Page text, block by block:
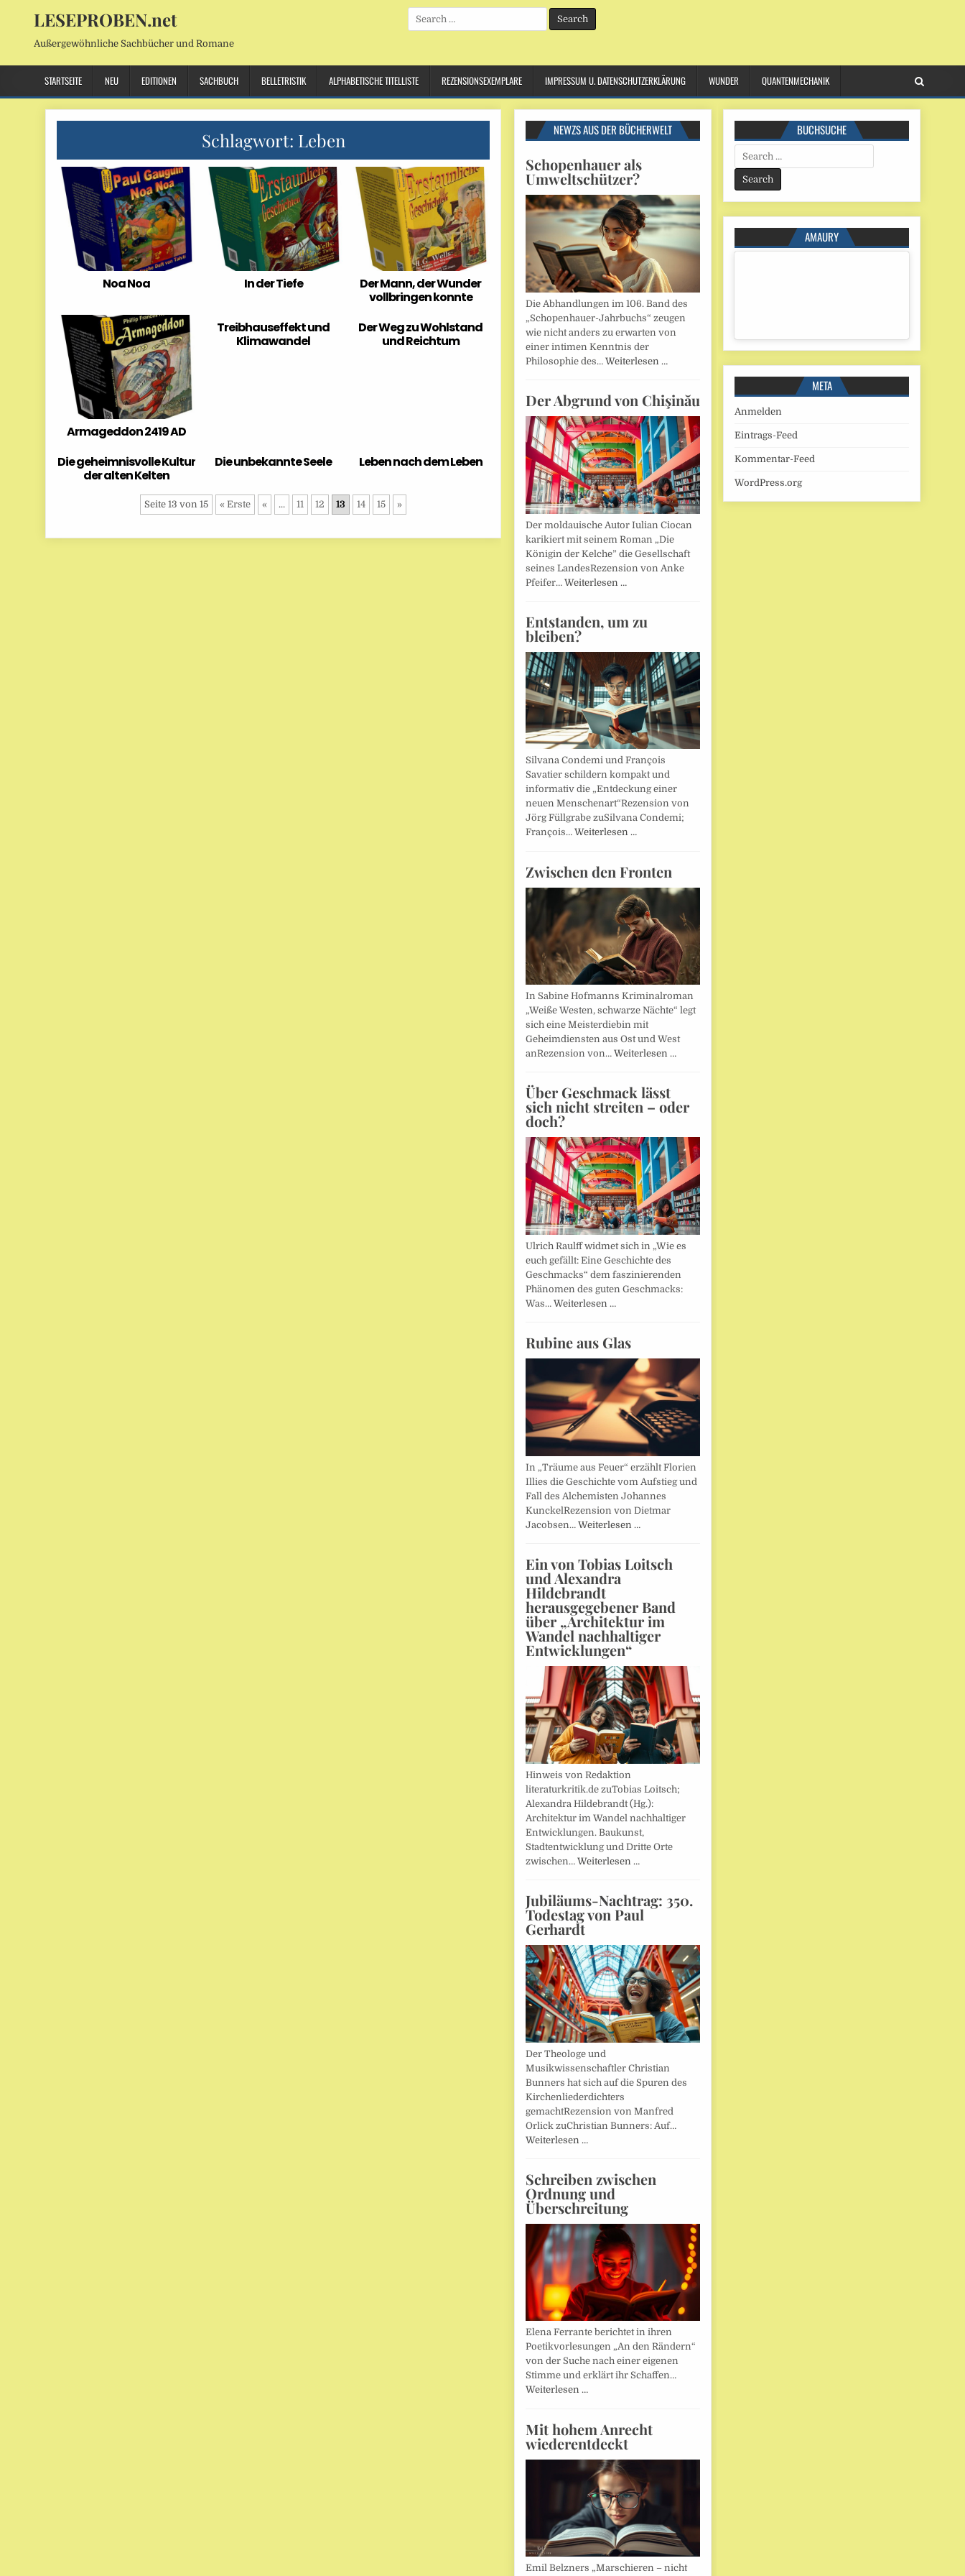
LESEPROBEN.net
Außergewöhnliche Sachbücher und Romane
Search
for:
STARTSEITE NEU EDITIONEN SACHBUCH BELLETRISTIK ALPHABETISCHE TITELLISTE REZENSIONSEXEMPLARE IMPRESSUM U. DATENSCHUTZERKLÄRUNG WUNDER QUANTENMECHANIK
Schlagwort: Leben
Noa Noa In der Tiefe
Der Mann, der Wunder
vollbringen konnte
Armageddon 2419 AD
Treibhauseffekt und
Klimawandel
Der Weg zu Wohlstand
und Reichtum
Die geheimnisvolle Kultur
der alten Kelten
Die unbekannte Seele Leben nach dem Leben
Seite 13 von 15 « Erste « ... 11 12 13 14 15 »
NEWZS AUS DER BÜCHERWELT
Schopenhauer als
Umweltschützer?
Die Abhandlungen im 106. Band des
„Schopenhauer-Jahrbuchs“ zeugen
wie nicht anders zu erwarten von
einer intimen Kenntnis der
Philosophie des… Weiterlesen …
Der Abgrund von Chişinău
Der moldauische Autor Iulian Ciocan
karikiert mit seinem Roman „Die
Königin der Kelche” die Gesellschaft
seines LandesRezension von Anke
Pfeifer… Weiterlesen …
Entstanden, um zu
bleiben?
Silvana Condemi und François
Savatier schildern kompakt und
informativ die „Entdeckung einer
neuen Menschenart“Rezension von
Jörg Füllgrabe zuSilvana Condemi;
François… Weiterlesen …
Zwischen den Fronten
In Sabine Hofmanns Kriminalroman
„Weiße Westen, schwarze Nächte“ legt
sich eine Meisterdiebin mit
Geheimdiensten aus Ost und West
anRezension von… Weiterlesen …
Über Geschmack lässt
sich nicht streiten – oder
doch?
Ulrich Raulff widmet sich in „Wie es
euch gefällt: Eine Geschichte des
Geschmacks“ dem faszinierenden
Phänomen des guten Geschmacks:
Was… Weiterlesen …
Rubine aus Glas
In „Träume aus Feuer“ erzählt Florien
Illies die Geschichte vom Aufstieg und
Fall des Alchemisten Johannes
KunckelRezension von Dietmar
Jacobsen… Weiterlesen …
Ein von Tobias Loitsch
und Alexandra
Hildebrandt
herausgegebener Band
über „Architektur im
Wandel nachhaltiger
Entwicklungen“
Hinweis von Redaktion
literaturkritik.de zuTobias Loitsch;
Alexandra Hildebrandt (Hg.):
Architektur im Wandel nachhaltiger
Entwicklungen. Baukunst,
Stadtentwicklung und Dritte Orte
zwischen… Weiterlesen …
Jubiläums-Nachtrag: 350.
Todestag von Paul
Gerhardt
Der Theologe und
Musikwissenschaftler Christian
Bunners hat sich auf die Spuren des
Kirchenliederdichters
gemachtRezension von Manfred
Orlick zuChristian Bunners: Auf…
Weiterlesen …
Schreiben zwischen
Ordnung und
Überschreitung
Elena Ferrante berichtet in ihren
Poetikvorlesungen „An den Rändern“
von der Suche nach einer eigenen
Stimme und erklärt ihr Schaffen…
Weiterlesen …
Mit hohem Anrecht
wiederentdeckt
Emil Belzners „Marschieren – nicht
BUCHSUCHE
Search
for:
AMAURY
META
Anmelden
Eintrags-Feed
Kommentar-Feed
WordPress.org